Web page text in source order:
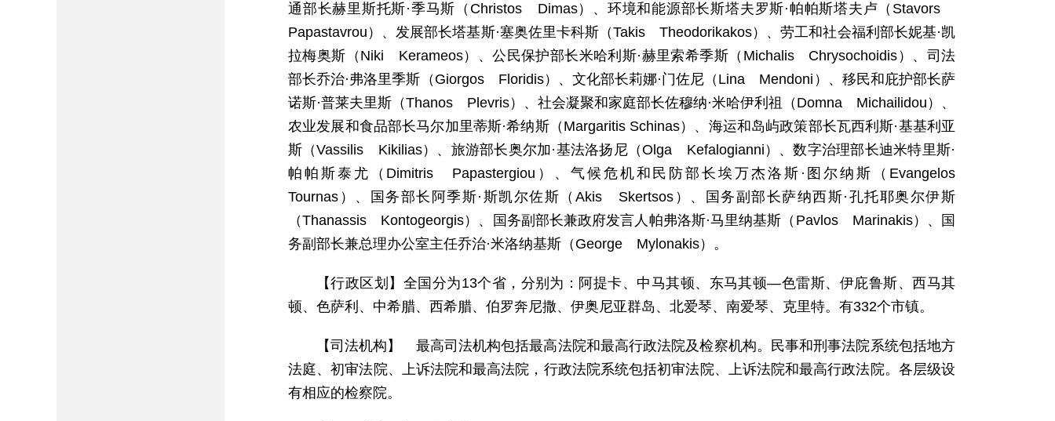
通部长赫里斯托斯·季马斯（Christos Dimas）、环境和能源部长斯塔夫罗斯·帕帕斯塔夫卢（Stavors
Papastavrou）、发展部长塔基斯·塞奥佐里卡科斯（Takis Theodorikakos）、劳工和社会福利部长妮基·凯
拉梅奥斯（Niki Kerameos）、公民保护部长米哈利斯·赫里索希季斯（Michalis Chrysochoidis）、司法
部长乔治·弗洛里季斯（Giorgos Floridis）、文化部长莉娜·门佐尼（Lina Mendoni）、移民和庇护部长萨
诺斯·普莱夫里斯（Thanos Plevris）、社会凝聚和家庭部长佐穆纳·米哈伊利祖（Domna Michailidou）、
农业发展和食品部长马尔加里蒂斯·希纳斯（Margaritis Schinas）、海运和岛屿政策部长瓦西利斯·基基利亚
斯（Vassilis Kikilias）、旅游部长奥尔加·基法洛扬尼（Olga Kefalogianni）、数字治理部长迪米特里斯·
帕帕斯泰尤（Dimitris Papastergiou）、气候危机和民防部长埃万杰洛斯·图尔纳斯（Evangelos
Tournas）、国务部长阿季斯·斯凯尔佐斯（Akis Skertsos）、国务副部长萨纳西斯·孔托耶奥尔伊斯
（Thanassis Kontogeorgis）、国务副部长兼政府发言人帕弗洛斯·马里纳基斯（Pavlos Marinakis）、国
务副部长兼总理办公室主任乔治·米洛纳基斯（George Mylonakis）。
【行政区划】全国分为13个省，分别为：阿提卡、中马其顿、东马其顿—色雷斯、伊庇鲁斯、西马其
顿、色萨利、中希腊、西希腊、伯罗奔尼撒、伊奥尼亚群岛、北爱琴、南爱琴、克里特。有332个市镇。
【司法机构】 最高司法机构包括最高法院和最高行政法院及检察机构。民事和刑事法院系统包括地方
法庭、初审法院、上诉法院和最高法院，行政法院系统包括初审法院、上诉法院和最高行政法院。各层级设
有相应的检察院。